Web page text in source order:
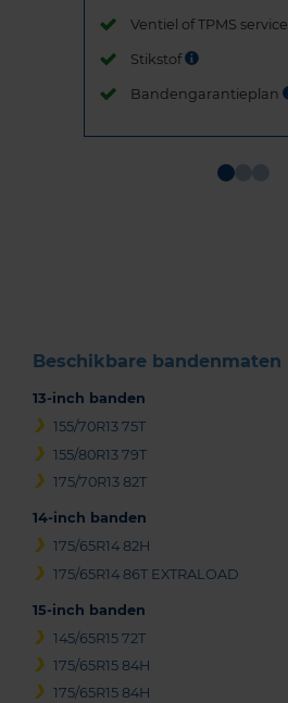
Ventiel of TPMS service
Stikstof
Bandengarantieplan
Beschikbare bandenmaten
13-inch banden
155/70R13 75T
155/80R13 79T
175/70R13 82T
14-inch banden
175/65R14 82H
175/65R14 86T EXTRALOAD
15-inch banden
145/65R15 72T
175/65R15 84H
175/65R15 84H